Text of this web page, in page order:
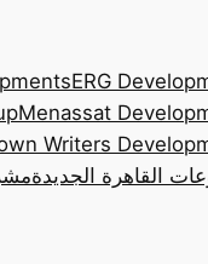
ERG
Menassat
Writers
القاهرة الجديدة